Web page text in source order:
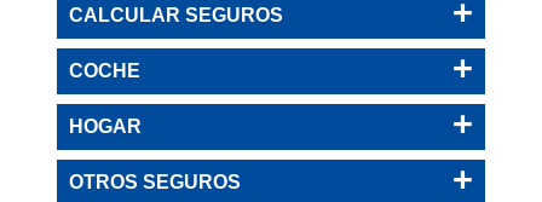
CALCULAR SEGUROS
COCHE
HOGAR
OTROS SEGUROS